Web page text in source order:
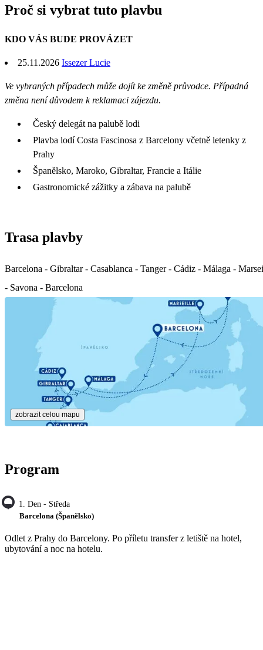
30
Proč si vybrat tuto plavbu
KDO VÁS BUDE PROVÁZET
25.11.2026 Issezer Lucie
Ve vybraných případech může dojít ke změně průvodce. Případná
změna není důvodem k reklamaci zájezdu.
Český delegát na palubě lodi
Plavba lodí Costa Fascinosa z Barcelony včetně letenky z
Prahy
Španělsko, Maroko, Gibraltar, Francie a Itálie
Gastronomické zážitky a zábava na palubě
Trasa plavby
Barcelona - Gibraltar - Casablanca - Tanger - Cádiz - Málaga -
- Savona - Barcelona
zobrazit celou mapu
Program
1. Den - Středa
Barcelona (Španělsko)
Odlet z Prahy do Barcelony. Po příletu transfer z letiště na hotel,
ubytování a noc na hotelu.